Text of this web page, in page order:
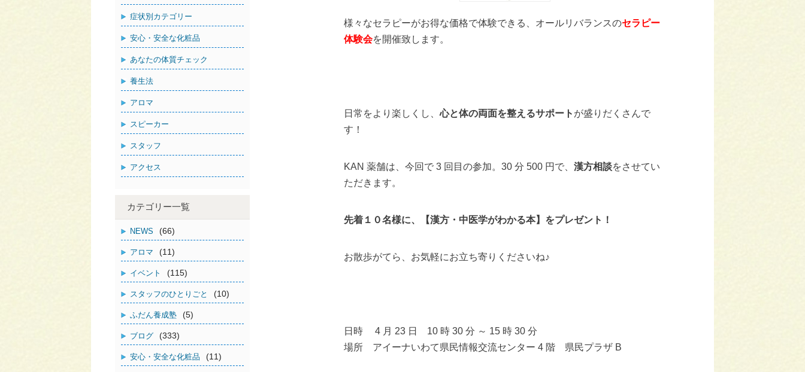
様々なセラピーがお得な価格で体験できる、オールリバランスのセラピー
体験会を開催致します。
日常をより楽しくし、心と体の両面を整えるサポート が盛りだくさんで
す！
KAN 薬舗は、今回で 3 回目の参加。30 分 500 円で、 漢方相談をさせてい
ただきます。
先着１０名様に、【漢方・中医学がわかる本】をプレゼント！
お散歩がてら、お気軽にお立ち寄りくださいね♪
日時 4 月 23 日 10 時 30 分 ～ 15 時 30 分
場所 アイーナいわて県民情報交流センター 4 階 県民プラザ B
症状別カテゴリー
安心・安全な化粧品
あなたの体質チェック
養生法
アロマ
スピーカー
スタッフ
アクセス
カテゴリー一覧
NEWS (66)
アロマ (11)
イベント (115)
スタッフのひとりごと (10)
ふだん養成塾 (5)
ブログ (333)
安心・安全な化粧品 (11)